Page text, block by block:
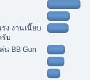
ง งานเนี๊ยบ
รับ
น BB Gun